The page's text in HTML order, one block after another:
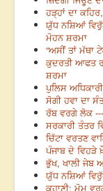
ਹੜ੍ਹਾਂ ਦਾ
ਯੁੱਧ ਨਸ਼ਿਆਂ
ਮੋਹਨ ਸ਼ਰਮਾ
“ਅਸੀਂ ਤਾਂ ਮੱਥਾ
ਕੁਦਰਤੀ ਆਫਤ
ਸ਼ਰਮਾ
ਪੁਲਿਸ
ਸੋਗੀ ਹਵਾ ਦਾ
ਰੱਬ ਵਰਗੇ ਲੋਕ
ਸਰਕਾਰੀ ਤੰਤਰ
ਚਿੱਟਾ ਵਰਤਣ
ਪੰਜਾਬ ਦੇ
ਭੁੱਖ, ਖਾਲੀ ਜੇਬ
ਯੁੱਧ ਨਸ਼ਿਆਂ
ਕਹਾਣੀ: ਮੋਮ